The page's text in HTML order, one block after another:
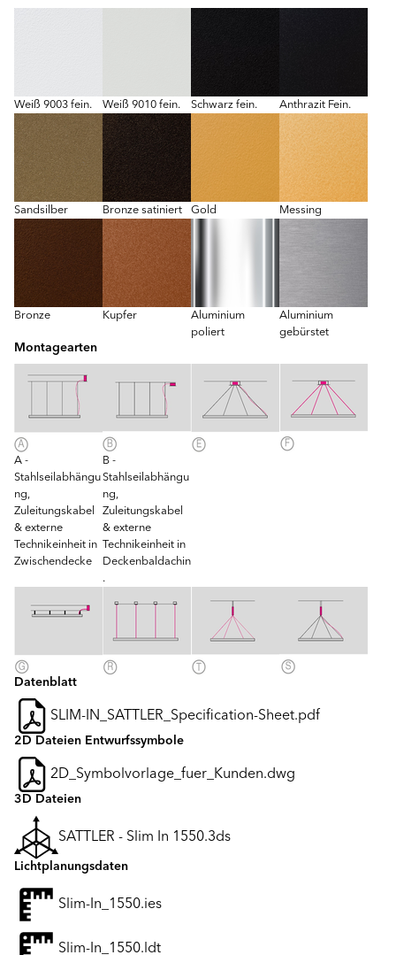
Weiß 9003 fein. Weiß 9010 fein. Schwarz fein. Anthrazit Fein.
Sandsilber Bronze satiniert Gold Messing
Bronze Kupfer
Aluminium
poliert
Aluminium
gebürstet
Montagearten
A -
Stahlseilabhängu
ng,
Zuleitungskabel
& externe
Technikeinheit in
Zwischendecke
B -
Stahlseilabhängu
ng,
Zuleitungskabel
& externe
Technikeinheit in
Deckenbaldachin
.
Datenblatt
SLIM-IN_SATTLER_Specification-Sheet.pdf
2D Dateien Entwurfssymbole
2D_Symbolvorlage_fuer_Kunden.dwg
3D Dateien
SATTLER - Slim In 1550.3ds
Lichtplanungsdaten
Slim-In_1550.ies
Slim-In_1550.ldt